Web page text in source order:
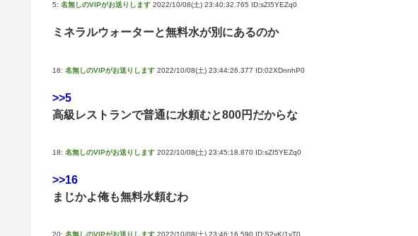
5: 名無しのVIPがお送りします 2022/10/08(土) 23:40:32.765 ID:sZI5YEZq0
ミネラルウォーターと無料水が別にあるのか
16: 名無しのVIPがお送りします 2022/10/08(土) 23:44:26.377 ID:02XDnnhP0
>>5
高級レストランで普通に水頼むと800円だからな
18: 名無しのVIPがお送りします 2022/10/08(土) 23:45:18.870 ID:sZI5YEZq0
>>16
まじかよ俺も無料水頼むわ